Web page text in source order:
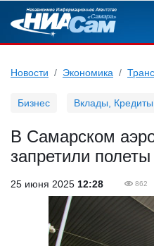
Новости Экономика
Бизнес Вклады,
В Самарском
запретили полеты
25 июня 2025 12:28 862